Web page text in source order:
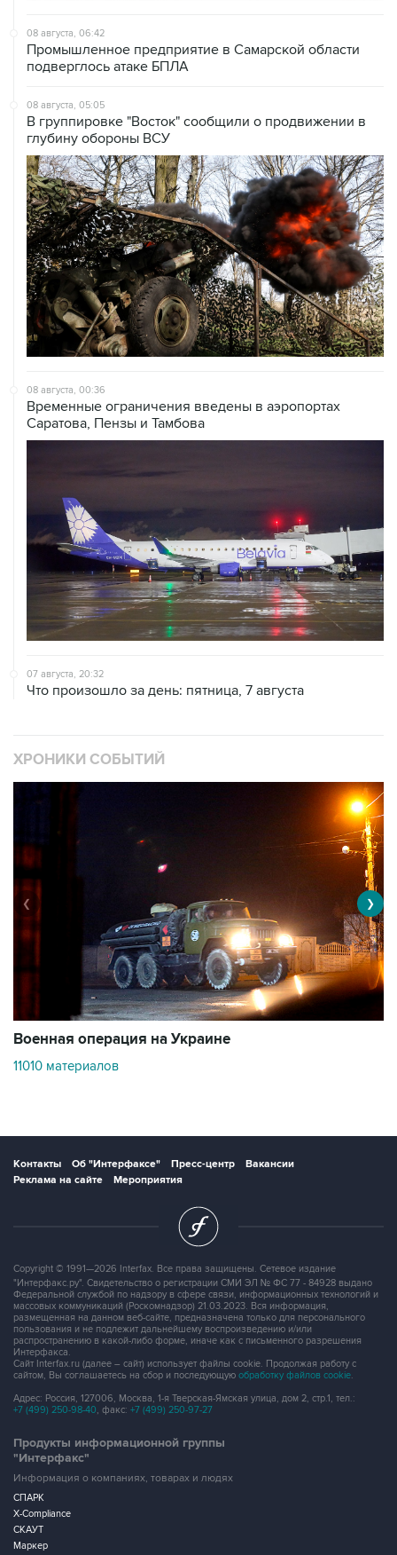
08 августа, 06:42
Промышленное предприятие в Самарской области
подверглось атаке БПЛА
08 августа, 05:05
В группировке "Восток" сообщили о продвижении в
глубину обороны ВСУ
08 августа, 00:36
Временные ограничения введены в аэропортах
Саратова, Пензы и Тамбова
07 августа, 20:32
Что произошло за день: пятница, 7 августа
ХРОНИКИ СОБЫТИЙ
Военная операция на Украине
11010 материалов
❮ ❯
Контакты Об "Интерфаксе" Пресс-центр
Вакансии
Реклама на сайте
Мероприятия
Copyright © 1991—2026 Interfax. Все права защищены. Сетевое издание
"Интерфакс.ру". Свидетельство о регистрации СМИ ЭЛ № ФС 77 - 84928 выдано
Федеральной службой по надзору в сфере связи, информационных технологий и
массовых коммуникаций (Роскомнадзор) 21.03.2023. Вся информация,
размещенная на данном веб-сайте, предназначена только для персонального
пользования и не подлежит дальнейшему воспроизведению и/или
распространению в какой-либо форме, иначе как с письменного разрешения
Интерфакса.
Сайт Interfax.ru (далее – сайт) использует файлы cookie. Продолжая работу с
сайтом, Вы соглашаетесь на сбор и последующую обработку файлов cookie.
Адрес: Россия, 127006, Москва, 1-я Тверская-Ямская улица, дом 2, стр.1, тел.:
+7 (499) 250-98-40, факс: +7 (499) 250-97-27
Продукты информационной группы
"Интерфакс"
Информация о компаниях, товарах и людях
СПАРК
X-Compliance
СКАУТ
Маркер